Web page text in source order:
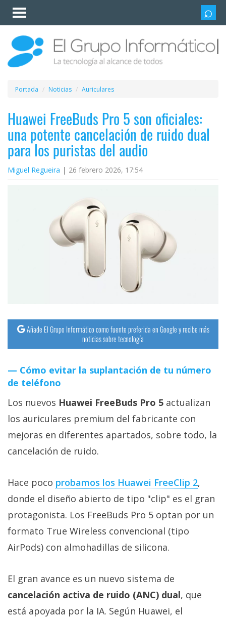
Invitado
Iniciar
sesión /
Registrarse
Esenciales
Móviles
Ofertas
Apps
Redes
Tutoriales
Ciberseguridad
Sistemas
operativos
Profesional
+
Sorteos
Foros
/
Sobre
nosotros
Portada Noticias Auriculares
Huawei FreeBuds Pro 5 son oficiales:
una potente cancelación de ruido dual
para los puristas del audio
Miguel Regueira 26 febrero 2026, 17:54
Añade El Grupo Informático como fuente preferida en Google y recibe más
noticias sobre tecnología
Cómo evitar la suplantación de tu número
de teléfono
Los nuevos Huawei FreeBuds Pro 5 actualizan
los auriculares premium del fabricante con
mejoras en diferentes apartados, sobre todo, la
cancelación de ruido.
Hace poco probamos los Huawei FreeClip 2‎‎,
donde el diseño abierto de tipo "clip" es el gran
protagonista. Los FreeBuds Pro 5 optan por un
formato True Wireless convencional (tipo
AirPods) con almohadillas de silicona.
El gran avance es un nuevo sistema de
cancelación activa de ruido (ANC) dual, que
está apoyada por la IA. Según Huawei, el